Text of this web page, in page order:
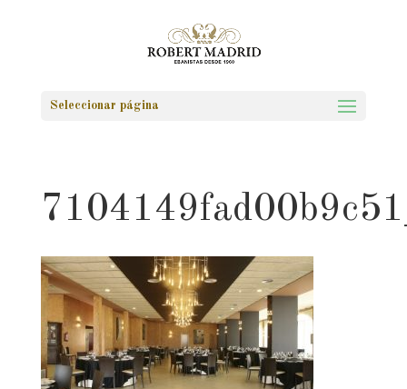
Seleccionar página